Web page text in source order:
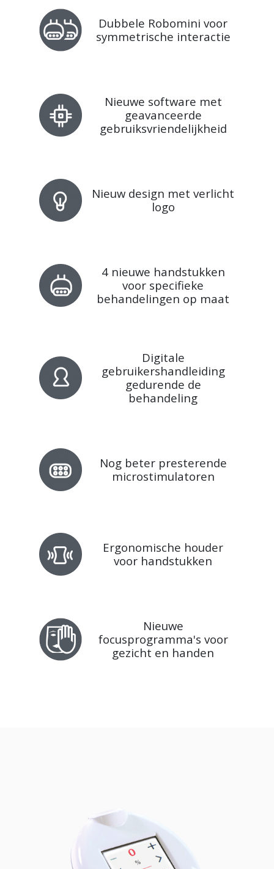
Dubbele Robomini voor
symmetrische interactie
Nieuwe software met
geavanceerde
gebruiksvriendelijkheid
Nieuw design met verlicht
logo
4 nieuwe handstukken
voor specifieke
behandelingen op maat
Digitale
gebruikershandleiding
gedurende de
behandeling
Nog beter presterende
microstimulatoren
Ergonomische houder
voor handstukken
Nieuwe
focusprogramma's voor
gezicht en handen